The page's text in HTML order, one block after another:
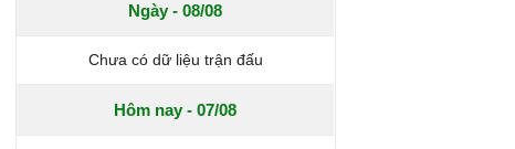
Ngày - 08/08
Chưa có dữ liệu trận đấu
Hôm nay - 07/08